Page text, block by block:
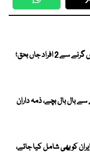
WhatsApp
بارشوں کی تباہی؛ قصور میں چھتیں گرنے سے 2 افراد جاں بحق؛
ٹکرانے سے بال بال بچے، ذمہ داران
کو بھی شامل کیا جائے،